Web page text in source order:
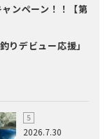
ンペーン！！【第
りデビュー応援」
2026.7.30